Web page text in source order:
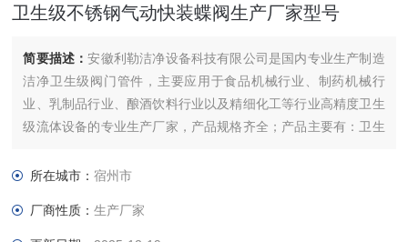
卫生级不锈钢气动快装蝶阀生产厂家型号
简要描述：安徽利勒洁净设备科技有限公司是国内专业生产制造
洁净卫生级阀门管件，主要应用于食品机械行业、制药机械行
业、乳制品行业、酿酒饮料行业以及精细化工等行业高精度卫生
级流体设备的专业生产厂家，产品规格齐全；产品主要有：卫生
空法兰，真空管件，真空弯头，真空三通，真空大小头，ISO法
所在城市：宿州市
厂商性质：生产厂家